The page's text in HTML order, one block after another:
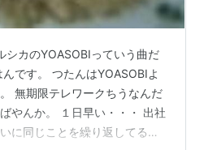
シカのYOASOBIっていう曲だ
です。 つたんはYOASOBIよ
無期限テレワークちうなんだ
やんか。 １日早い・・・ 出社
に同じことを繰り返してる